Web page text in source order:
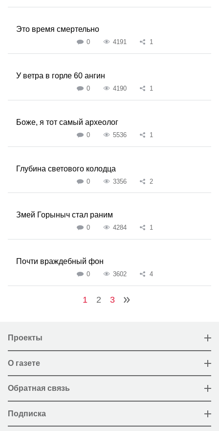
Это время смертельно
0 4191 1
У ветра в горле 60 ангин
0 4190 1
Боже, я тот самый археолог
0 5536 1
Глубина светового колодца
0 3356 2
Змей Горыныч стал раним
0 4284 1
Почти враждебный фон
0 3602 4
1 2 3
Проекты
О газете
Обратная связь
Подписка